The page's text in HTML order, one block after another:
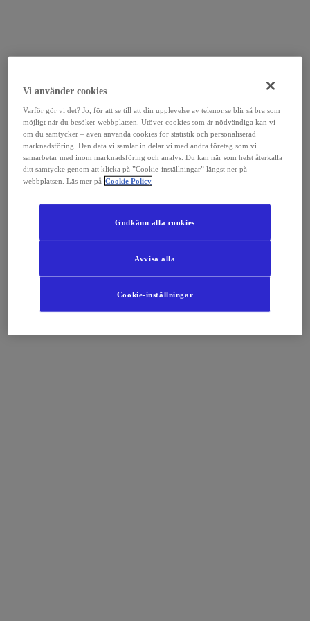
Vi använder cookies
Varför gör vi det? Jo, för att se till att din upplevelse av telenor.se blir så bra som
möjligt när du besöker webbplatsen. Utöver cookies som är nödvändiga kan vi –
om du samtycker – även använda cookies för statistik och personaliserad
marknadsföring. Den data vi samlar in delar vi med andra företag som vi
samarbetar med inom marknadsföring och analys. Du kan när som helst återkalla
ditt samtycke genom att klicka på ”Cookie-inställningar” längst ner på
webbplatsen. Läs mer på Cookie Policy
Cookie-inställningar
Avvisa alla
Godkänn alla cookies